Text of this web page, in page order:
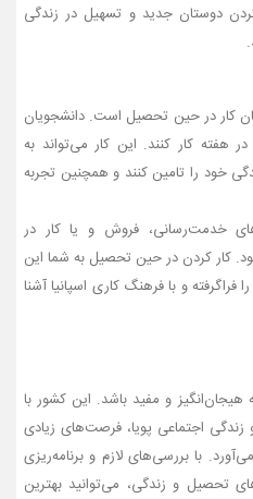
کردن دوستان جدید و تسهیل در زندگی
کار در حین تحصیل است. دانشجویان
اجازه دارند تا 20 ساعت در هفته کار کنند. این کار می‌تواند به
خود را تامین کنند و همچنین تجربه
خدمت‌رسانی، فروش و یا کار در
کار کردن در حین تحصیل به شما این
و با فرهنگ کاری اسپانیا آشنا
و مفید باشد. این کشور با
اجتماعی پویا، فرصت‌های زیادی
با بررسی‌های لازم و برنامه‌ریزی
تحصیل و زندگی، می‌توانید بهترین